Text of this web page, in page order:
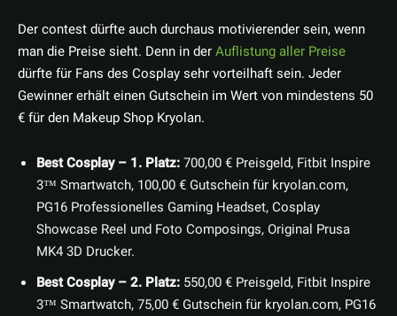
Der contest dürfte auch durchaus motivierender sein, wenn
man die Preise sieht. Denn in derAuflistung aller Preise
dürfte für Fans des Cosplay sehr vorteilhaft sein. Jeder
Gewinner erhält einen Gutschein im Wert von mindestens 50
€ für den Makeup Shop Kryolan.
Best Cosplay – 1. Platz:700,00 € Preisgeld, Fitbit Inspire
3™ Smartwatch, 100,00 € Gutschein für kryolan.com,
PG16 Professionelles Gaming Headset, Cosplay
Showcase Reel und Foto Composings, Original Prusa
MK4 3D Drucker.
Best Cosplay – 2. Platz: 550,00 € Preisgeld, Fitbit Inspire
3™ Smartwatch, 75,00 € Gutschein für kryolan.com, PG16